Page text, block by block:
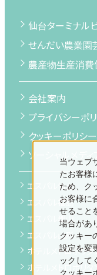
仙台ターミナル
せんだい農業園
農産物生産消費
会社案内
プライバシーポ
クッキーポリシー
ソーシャルメディ
エスパル仙台
エスパル福島
エスパル郡山
エスパル山形
ホテルメトロポリタ
ホテルメトロポリタ
当ウェブ
たお客様
ため、ク
お客様に
せること
場合があ
クッキー
設定を変
ックして
クッキー